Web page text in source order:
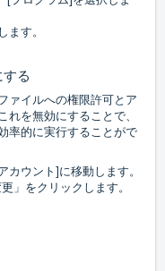
ます。
る
ァイルへの権限許可とア
を無効にすることで、
率的に実行することがで
ウント]に移動します。
」をクリックします。